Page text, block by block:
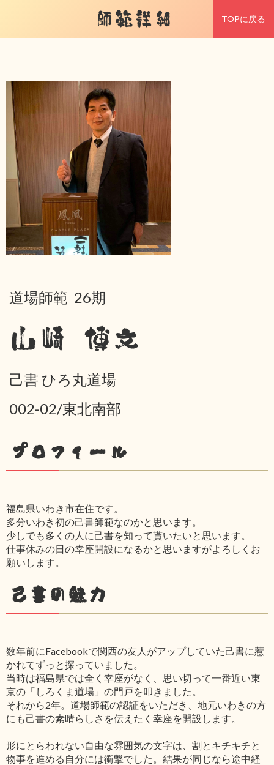
師範詳細 TOPに戻る
道場師範 26期
山崎 博文
己書 ひろ丸道場
002-02/東北南部
プロフィール
福島県いわき市在住です。
多分いわき初の己書師範なのかと思います。
少しでも多くの人に己書を知って貰いたいと思います。
仕事休みの日の幸座開設になるかと思いますがよろしくお
願いします。
己書の魅力
数年前にFacebookで関西の友人がアップしていた己書に惹
かれてずっと探っていました。
当時は福島県では全く幸座がなく、思い切って一番近い東
京の「しろくま道場」の門戸を叩きました。
それから2年。道場師範の認証をいただき、地元いわきの方
にも己書の素晴らしさを伝えたく幸座を開設します。
形にとらわれない自由な雰囲気の文字は、割とキチキチと
物事を進める自分には衝撃でした。結果が同じなら途中経